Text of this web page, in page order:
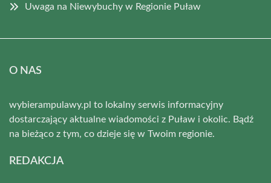
Uwaga na Niewybuchy w Regionie Puław
O NAS
wybierampulawy.pl to lokalny serwis informacyjny
dostarczający aktualne wiadomości z Puław i okolic. Bądź
na bieżąco z tym, co dzieje się w Twoim regionie.
REDAKCJA